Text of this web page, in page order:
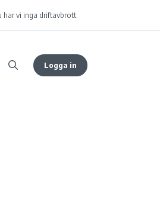
har vi inga driftavbrott.
Logga in